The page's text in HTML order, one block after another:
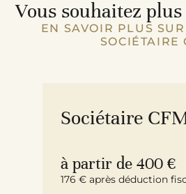
Vous souhaitez plus
EN SAVOIR PLUS
SOCIÉTAIRE
Sociétaire
à partir de 400 €
176 € après déduction